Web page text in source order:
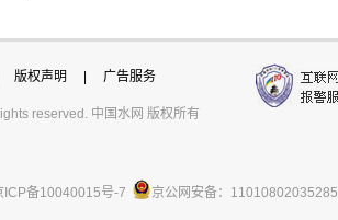
版权声明 | 广告服务
reserved. 中国水网 版权所有
ICP备10040015号-7 京公网安备：11010802035285